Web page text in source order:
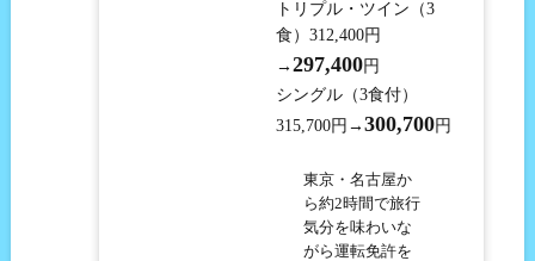
トリプル・ツイン（3
食）312,400円
→297,400円
シングル（3食付）
315,700円→300,700円
東京・名古屋か
ら約2時間で旅行
気分を味わいな
がら運転免許を